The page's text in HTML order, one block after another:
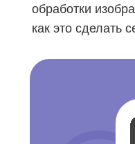
обработки
как это сделать